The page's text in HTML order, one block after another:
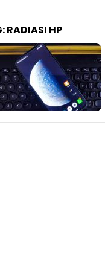
RADIASI HP